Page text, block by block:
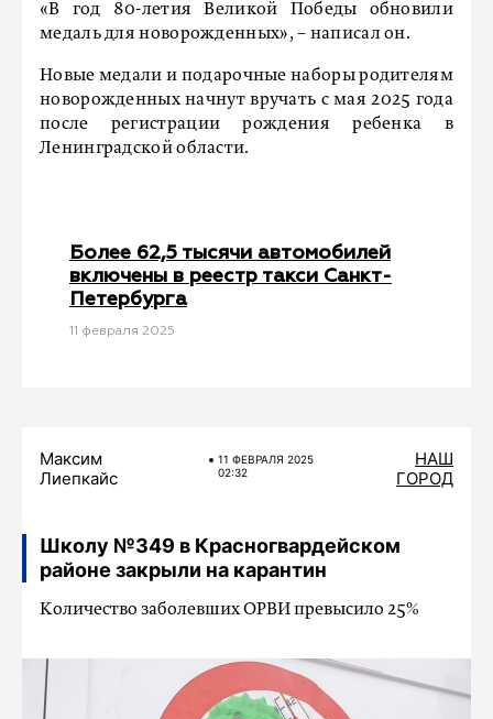
«В год 80-летия Великой Победы обновили
медаль для новорожденных», – написал он.
Новые медали и подарочные наборы родителям
новорожденных начнут вручать с мая 2025 года
после регистрации рождения ребенка в
Ленинградской области.
Более 62,5 тысячи автомобилей
включены в реестр такси Санкт-
Петербурга
11 февраля 2025
Максим
Лиепкайс
11 ФЕВРАЛЯ 2025
02:32
НАШ
ГОРОД
Школу №349 в Красногвардейском
районе закрыли на карантин
Количество заболевших ОРВИ превысило 25%